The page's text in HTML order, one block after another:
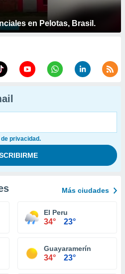
en Pelotas, Brasil.
privacidad.
Más ciudades
El Peru
34° 23°
Guayaramerín
34° 23°